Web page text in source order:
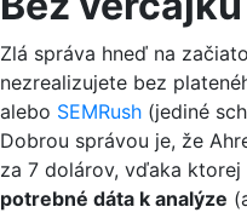
Zlá správa hneď na
nezrealizujete bez
alebo SEMRush (jediné
Dobrou správou je, že
za 7 dolárov, vďaka ktorej
potrebné dáta k analýze